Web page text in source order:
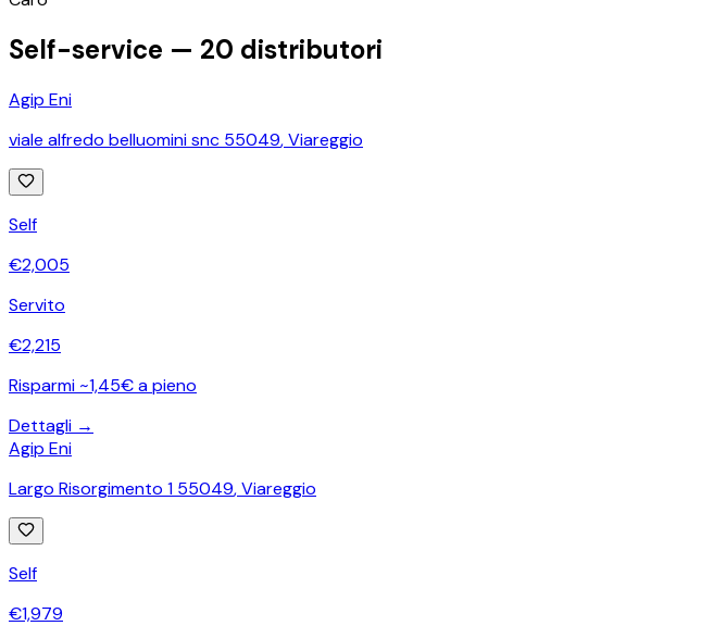
Self-service — 20 distributori
Agip Eni
viale alfredo belluomini snc 55049,Viareggio
Self
€2,005
Servito
€2,215
Risparmi ~1,45€ a pieno
Dettagli →
Agip Eni
Largo Risorgimento 1 55049,Viareggio
Self
€1,979